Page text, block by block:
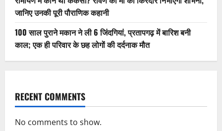
जानिए उनकी पूरी पौराणिक कहानी
100 साल पुराने मकान ने ली 6 जिंदगियां, प्रतापगढ़ में बारिश बनी
काल; एक ही परिवार के छह लोगों की दर्दनाक मौत
RECENT COMMENTS
No comments to show.